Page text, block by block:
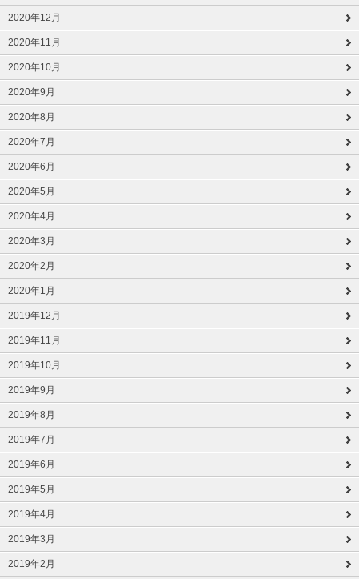
2020年12月
2020年11月
2020年10月
2020年9月
2020年8月
2020年7月
2020年6月
2020年5月
2020年4月
2020年3月
2020年2月
2020年1月
2019年12月
2019年11月
2019年10月
2019年9月
2019年8月
2019年7月
2019年6月
2019年5月
2019年4月
2019年3月
2019年2月